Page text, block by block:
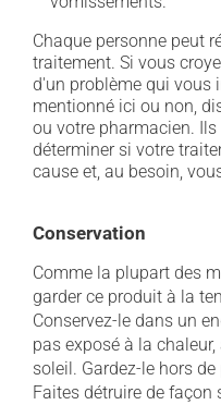
Chaque personne peut
traitement. Si vous
d'un problème qui vous
mentionné ici ou non,
ou votre pharmacien.
déterminer si votre
cause et, au besoin,
Conservation
Comme la plupart des
garder ce produit à la
Conservez-le dans un
pas exposé à la
soleil. Gardez-le hors
Faites détruire de